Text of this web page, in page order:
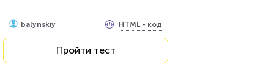
Пройти тест
balynskiy HTML - код
Пройти тест